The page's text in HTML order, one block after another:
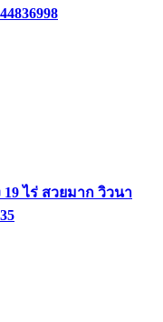
ไร่ สวยมาก วิวนา